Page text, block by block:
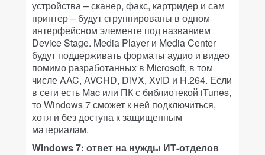
устройства – сканер, факс, картридер и сам
принтер – будут сгруппированы в одном
интерфейсном элементе под названием
Device Stage. Media Player и Media Center
будут поддерживать форматы аудио и видео
помимо разработанных в Microsoft, в том
числе AAC, AVCHD, DiVX, XviD и H.264. Если
в сети есть Mac или ПК с библиотекой iTunes,
то Windows 7 сможет к ней подключиться,
хотя и без доступа к защищенным
материалам.
Windows 7: ответ на нужды ИТ-отделов